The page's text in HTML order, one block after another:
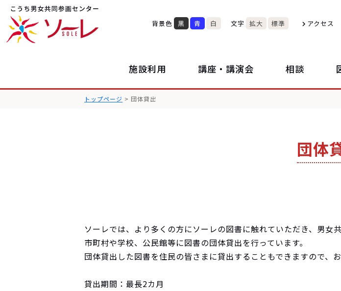
背景色 黒 青 白 文字 拡大 標準 アクセス
施設利用 講座・講演会 相談
トップページ > 団体貸出
団体
ソーレでは、より多くの方にソーレの図書に触れていただき、男
市町村や学校、公民館等に図書の団体貸出を行っています。
団体貸出した図書を住民の皆さまに貸出することもできますので、
貸出期間：最長2カ月